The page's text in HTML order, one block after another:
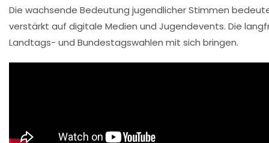
Die wachsende Bedeutung jugendlicher Stimmen
verstärkt auf digitale Medien und Jugendevents. Die
Landtags- und Bundestagswahlen mit sich bringen.